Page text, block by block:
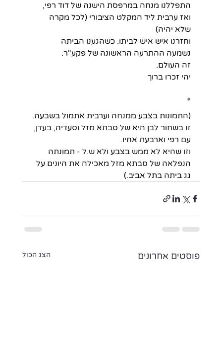
התפללנו מנחה במרפסת הישנה של דוד רפי,
ואז ערבית ליד המקלט הציבורי (לכל מקרה
שלא יהיה)
וחזרנו איש איש לביתו. כשהגענו הביתה
נשמעה ההתרעה הראשונה של פקע"ר.
זה העולם.
יהי זכרו ברוך
*
(התמונות בצבע ממנחה וערבית אתמול בשבעה.
זו בשחור לבן היא של סבתא מזל וסעדיה, בעדן,
עם רפי וארבעת אחיו.
וזו שהיא לא ממש בצבע ולא ש.ל - תמונתה
הנפלאה של סבתא מזל מאכילה את היונים על
גג ביתה בתל אביב.)
פוסטים אחרונים הצג הכול